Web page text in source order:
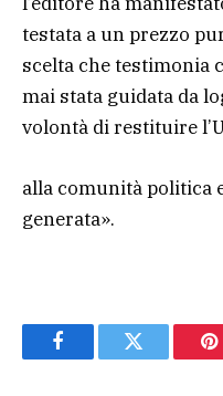
testata a un prezzo
scelta che testimonia
mai stata guidata da
volontà di restituire
alla comunità politica
generata».
FacebookTwitter